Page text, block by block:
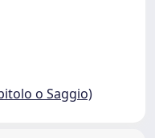
o Saggio)